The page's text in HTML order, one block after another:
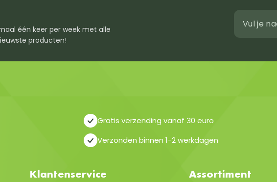
één keer per week met alle
producten!
Gratis verzending vanaf 30 euro
Verzonden binnen 1-2 werkdagen
Klantenservice Assortiment